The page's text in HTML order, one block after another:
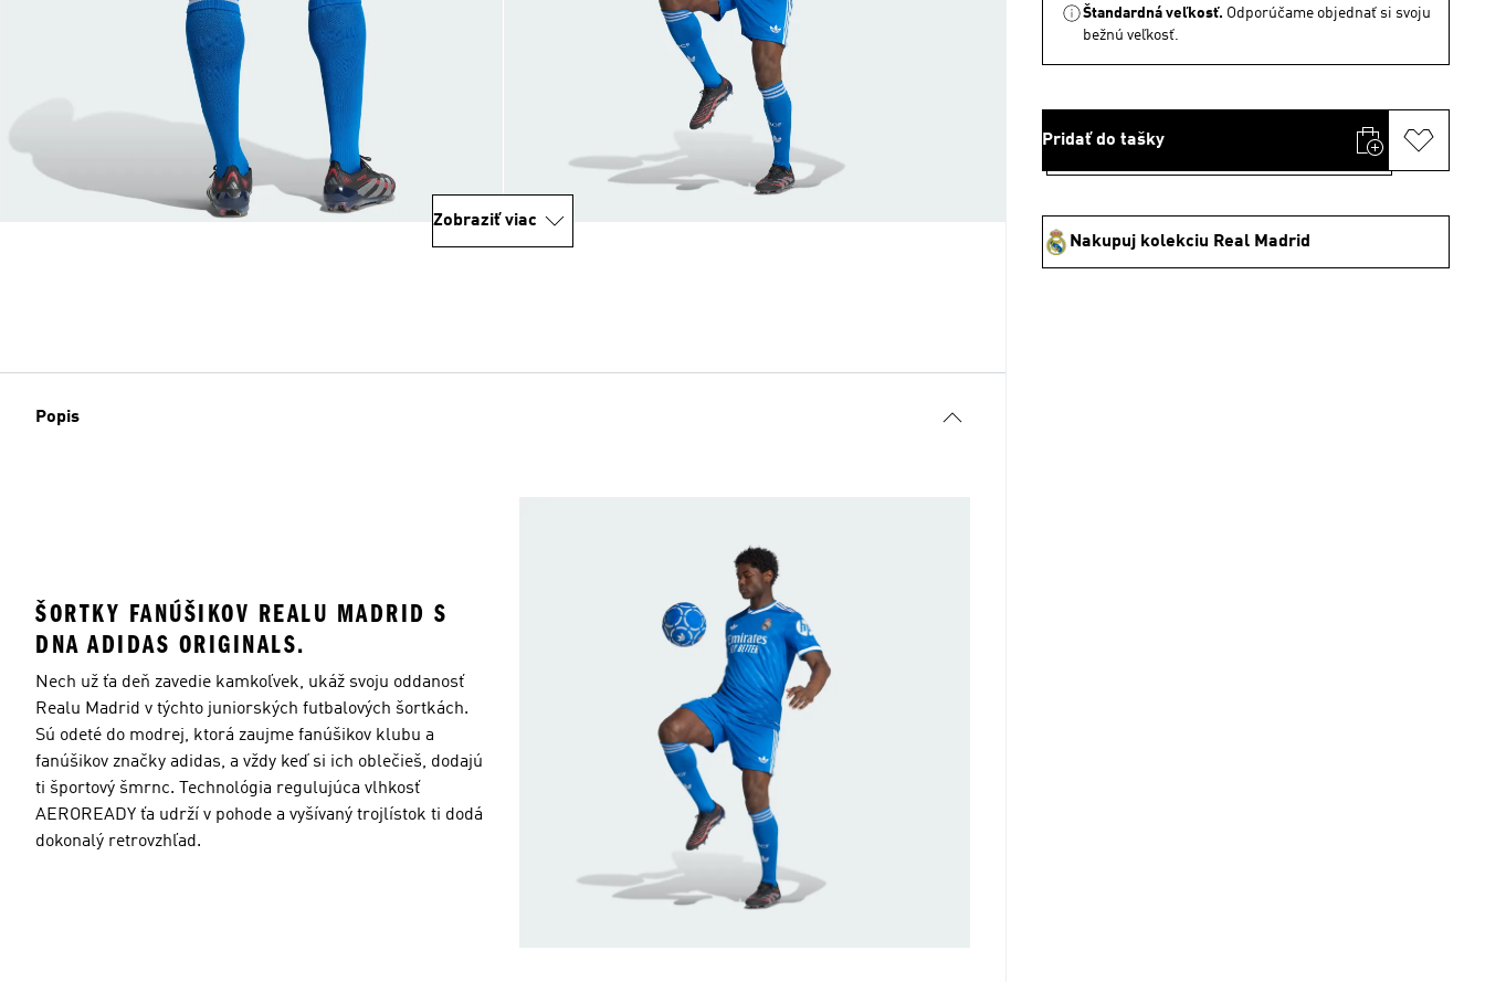
Zobraziť viac
Popis
ŠORTKY FANÚŠIKOV REALU MADRID S
DNA ADIDAS ORIGINALS.
Nech už ťa deň zavedie kamkoľvek, ukáž svoju oddanosť
Realu Madrid v týchto juniorských futbalových šortkách.
Sú odeté do modrej, ktorá zaujme fanúšikov klubu a
fanúšikov značky adidas, a vždy keď si ich oblečieš, dodajú
ti športový šmrnc. Technológia regulujúca vlhkosť
AEROREADY ťa udrží v pohode a vyšívaný trojlístok ti dodá
dokonalý retrovzhľad.
Štandardná veľkosť. Odporúčame objednať si svoju
bežnú veľkosť.
Pridať do tašky
Nakupuj kolekciu Real Madrid